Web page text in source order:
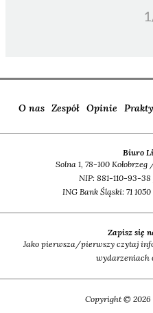
O nas Zespół Opinie
Biuro
Solna 1, 78-100
NIP: 881-110-93-
ING Bank Śląski: 71
Zapisz się
Jako pierwsza/pierwszy czytaj
wydarzeniach
Copyright © 2026